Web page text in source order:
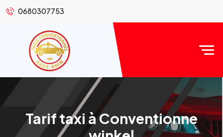
0680307753
Tarif taxi à Conventionne